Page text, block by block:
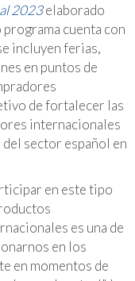
2023elaborado
cuenta con
incluyen ferias,
en puntos de
de fortalecer las
internacionales
sector español en
en este tipo
es una de
en los
en momentos de